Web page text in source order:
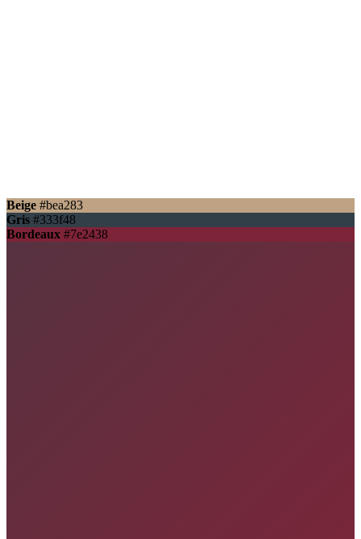
Beige #bea283
Gris #333f48
Bordeaux #7e2438